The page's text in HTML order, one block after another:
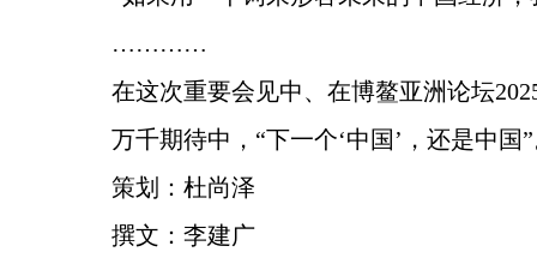
…………
在这次重要会见中、在博鳌亚洲论坛
万千期待中，“下一个‘中国’，还是中国
策划：杜尚泽
撰文：李建广